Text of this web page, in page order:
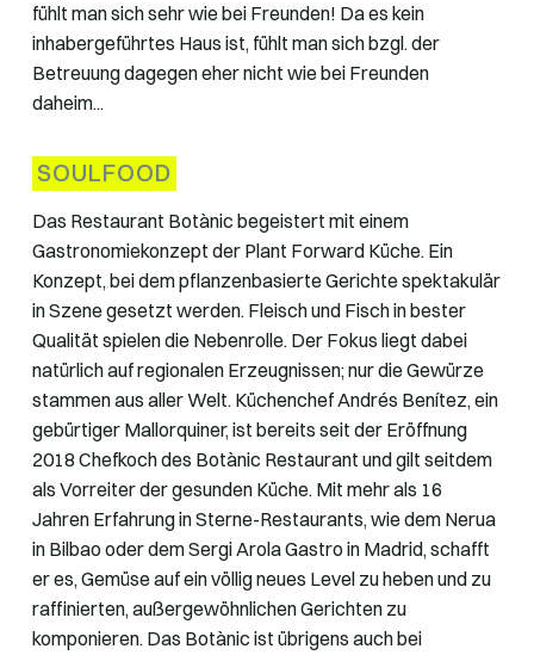
fühlt man sich sehr wie bei Freunden! Da es kein
inhabergeführtes Haus ist, fühlt man sich bzgl. der
Betreuung dagegen eher nicht wie bei Freunden
daheim...
SOULFOOD
Das Restaurant Botànic begeistert mit einem
Gastronomiekonzept der Plant Forward Küche. Ein
Konzept, bei dem pflanzenbasierte Gerichte spektakulär
in Szene gesetzt werden. Fleisch und Fisch in bester
Qualität spielen die Nebenrolle. Der Fokus liegt dabei
natürlich auf regionalen Erzeugnissen; nur die Gewürze
stammen aus aller Welt. Küchenchef Andrés Benítez, ein
gebürtiger Mallorquiner, ist bereits seit der Eröffnung
2018 Chefkoch des Botànic Restaurant und gilt seitdem
als Vorreiter der gesunden Küche. Mit mehr als 16
Jahren Erfahrung in Sterne-Restaurants, wie dem Nerua
in Bilbao oder dem Sergi Arola Gastro in Madrid, schafft
er es, Gemüse auf ein völlig neues Level zu heben und zu
raffinierten, außergewöhnlichen Gerichten zu
komponieren. Das Botànic ist übrigens auch bei